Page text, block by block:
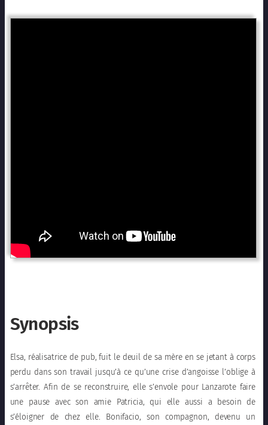
Synopsis
Elsa, réalisatrice de pub, fuit le deuil de sa mère en se jetant à corps
perdu dans son travail jusqu’à ce qu’une crise d’angoisse l’oblige à
s’arrêter. Afin de se reconstruire, elle s’envole pour Lanzarote faire
une pause avec son amie Patricia, qui elle aussi a besoin de
s’éloigner de chez elle. Bonifacio, son compagnon, devenu un